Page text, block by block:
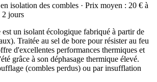
isolation des combles · Prix moyen : 20 € à
2 jours
un isolant écologique fabriqué à partir de
Traitée au sel de bore pour résister au feu
d'excellentes performances thermiques et
grâce à son déphasage thermique élevé.
(combles perdus) ou par insufflation